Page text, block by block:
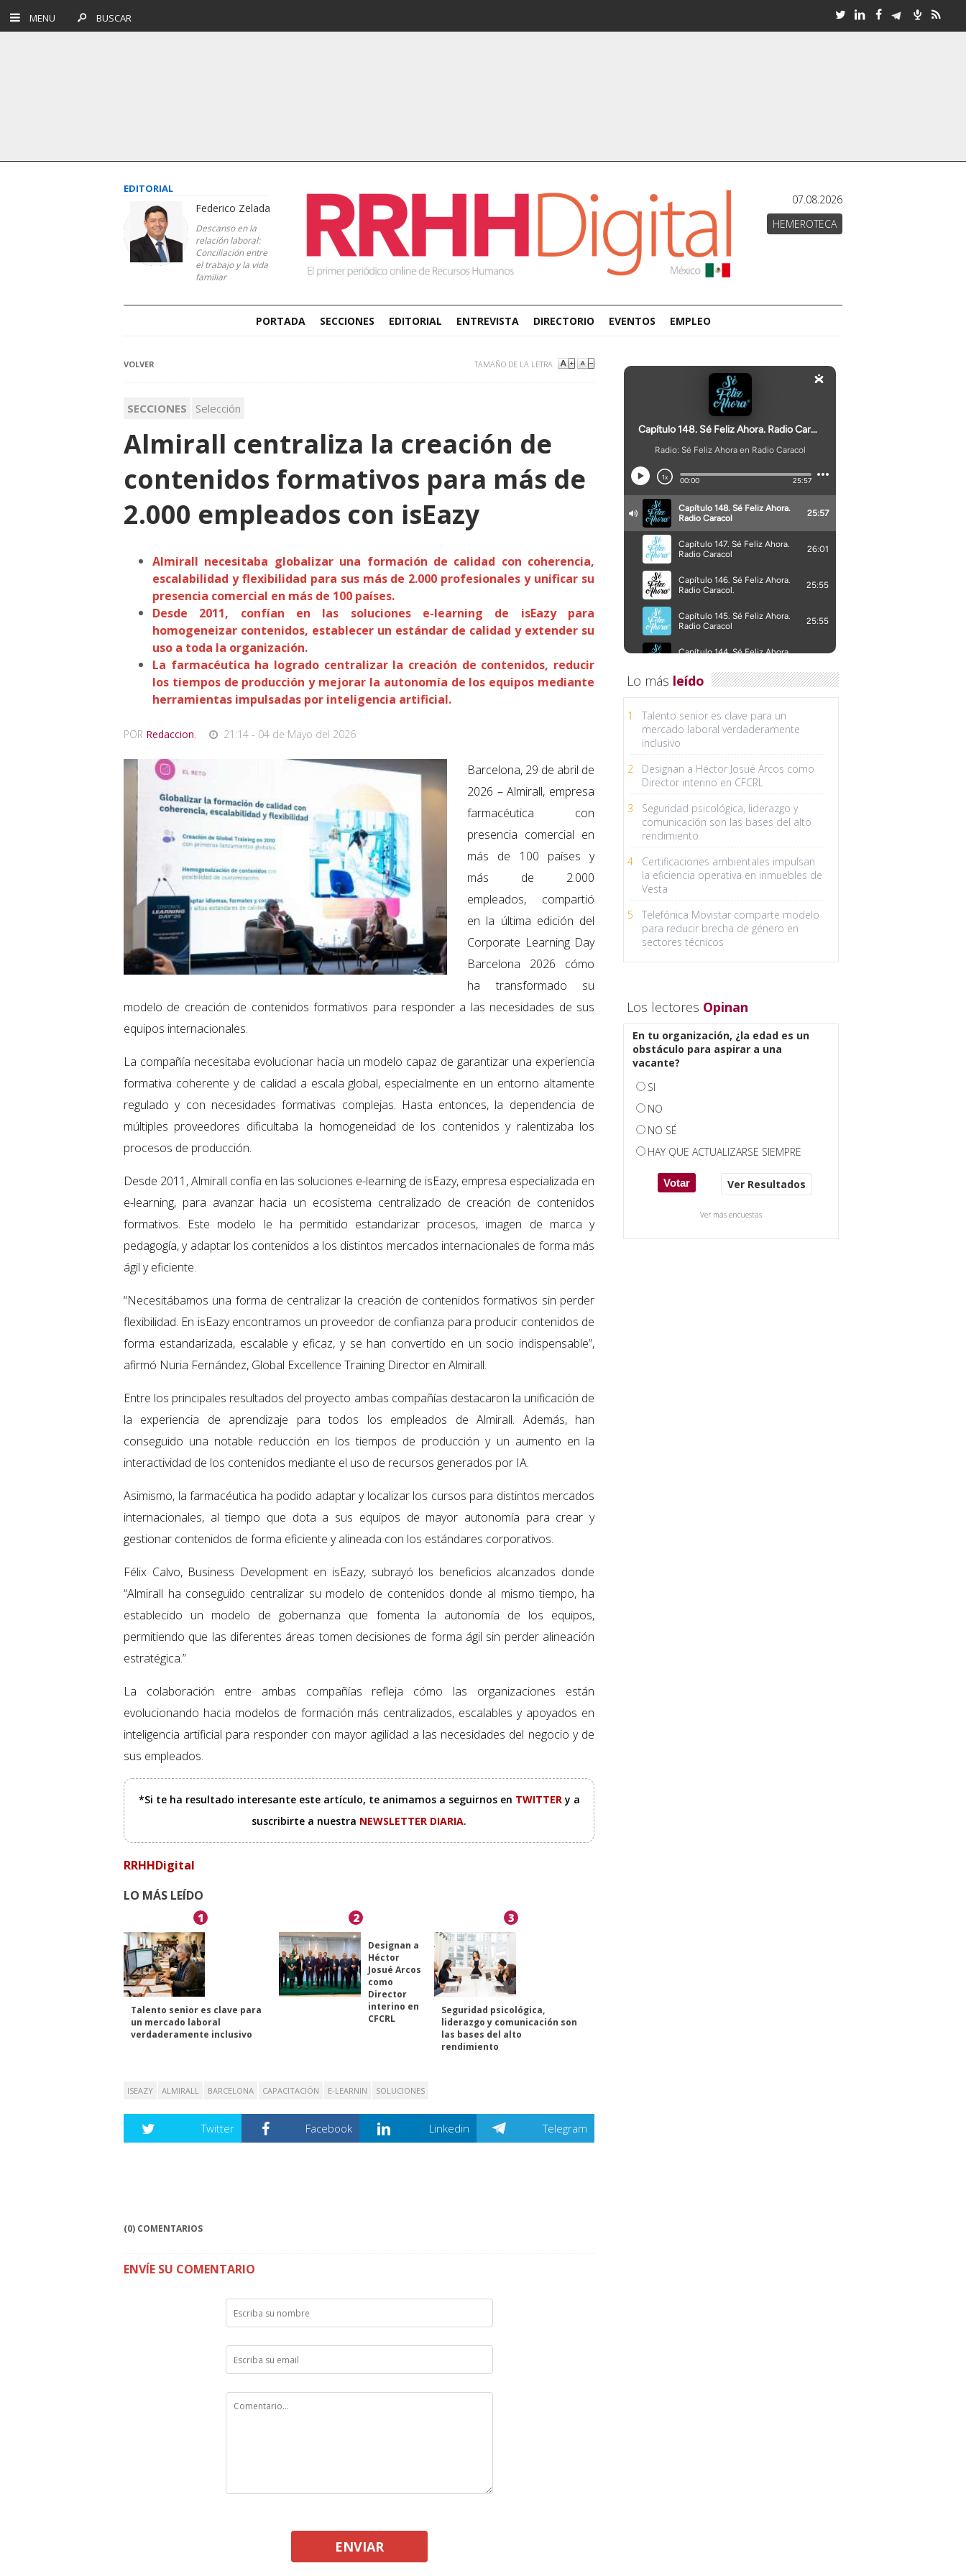
MENU BUSCAR
EDITORIAL
Federico Zelada
Descanso en la
relación laboral:
Conciliación entre
el trabajo y la vida
familiar
07.08.2026
HEMEROTECA
PORTADA SECCIONES EDITORIAL ENTREVISTA DIRECTORIO EVENTOS EMPLEO
VOLVER TAMAÑO DE LA LETRA
SECCIONES Selección
Almirall centraliza la creación de
contenidos formativos para más de
2.000 empleados con isEazy
Almirall necesitaba globalizar una formación de calidad con coherencia,
escalabilidad y flexibilidad para sus más de 2.000 profesionales y unificar su
presencia comercial en más de 100 países.
Desde 2011, confían en las soluciones e-learning de isEazy para
homogeneizar contenidos, establecer un estándar de calidad y extender su
uso a toda la organización.
La farmacéutica ha logrado centralizar la creación de contenidos, reducir
los tiempos de producción y mejorar la autonomía de los equipos mediante
herramientas impulsadas por inteligencia artificial.
POR Redaccion, 21:14 - 04 de Mayo del 2026
Barcelona, 29 de abril de
2026 – Almirall, empresa
farmacéutica con
presencia comercial en
más de 100 países y
más de 2.000
empleados, compartió
en la última edición del
Corporate Learning Day
Barcelona 2026 cómo
ha transformado su
modelo de creación de contenidos formativos para responder a las necesidades de sus
equipos internacionales.
La compañía necesitaba evolucionar hacia un modelo capaz de garantizar una experiencia
formativa coherente y de calidad a escala global, especialmente en un entorno altamente
regulado y con necesidades formativas complejas. Hasta entonces, la dependencia de
múltiples proveedores dificultaba la homogeneidad de los contenidos y ralentizaba los
procesos de producción.
Desde 2011, Almirall confía en las soluciones e-learning de isEazy, empresa especializada en
e-learning, para avanzar hacia un ecosistema centralizado de creación de contenidos
formativos. Este modelo le ha permitido estandarizar procesos, imagen de marca y
pedagogía, y adaptar los contenidos a los distintos mercados internacionales de forma más
ágil y eficiente.
“Necesitábamos una forma de centralizar la creación de contenidos formativos sin perder
flexibilidad. En isEazy encontramos un proveedor de confianza para producir contenidos de
forma estandarizada, escalable y eficaz, y se han convertido en un socio indispensable”,
afirmó Nuria Fernández, Global Excellence Training Director en Almirall.
Entre los principales resultados del proyecto ambas compañías destacaron la unificación de
la experiencia de aprendizaje para todos los empleados de Almirall. Además, han
conseguido una notable reducción en los tiempos de producción y un aumento en la
interactividad de los contenidos mediante el uso de recursos generados por IA.
Asimismo, la farmacéutica ha podido adaptar y localizar los cursos para distintos mercados
internacionales, al tiempo que dota a sus equipos de mayor autonomía para crear y
gestionar contenidos de forma eficiente y alineada con los estándares corporativos.
Félix Calvo, Business Development en isEazy, subrayó los beneficios alcanzados donde
“Almirall ha conseguido centralizar su modelo de contenidos donde al mismo tiempo, ha
establecido un modelo de gobernanza que fomenta la autonomía de los equipos,
permitiendo que las diferentes áreas tomen decisiones de forma ágil sin perder alineación
estratégica.”
La colaboración entre ambas compañías refleja cómo las organizaciones están
evolucionando hacia modelos de formación más centralizados, escalables y apoyados en
inteligencia artificial para responder con mayor agilidad a las necesidades del negocio y de
sus empleados.
*Si te ha resultado interesante este artículo, te animamos a seguirnos en TWITTERy a
suscribirte a nuestra NEWSLETTER DIARIA.
RRHHDigital
LO MÁS LEÍDO
1
Talento senior es clave para
un mercado laboral
verdaderamente inclusivo
2
Designan a
Héctor
Josué Arcos
como
Director
interino en
CFCRL
3
Seguridad psicológica,
liderazgo y comunicación son
las bases del alto
rendimiento
ISEAZY ALMIRALL BARCELONA CAPACITACIÓN E-LEARNIN SOLUCIONES
Twitter Facebook Linkedin Telegram
(0) COMENTARIOS
ENVÍE SU COMENTARIO
ENVIAR
Lo más leído
1
Talento senior es clave para un
mercado laboral verdaderamente
inclusivo
2
Designan a Héctor Josué Arcos como
Director interino en CFCRL
3
Seguridad psicológica, liderazgo y
comunicación son las bases del alto
rendimiento
4
Certificaciones ambientales impulsan
la eficiencia operativa en inmuebles de
Vesta
5
Telefónica Movistar comparte modelo
para reducir brecha de género en
sectores técnicos
Los lectores Opinan
En tu organización, ¿la edad es un
obstáculo para aspirar a una
vacante?
SI
NO
NO SÉ
HAY QUE ACTUALIZARSE SIEMPRE
Ver Resultados
Ver más encuestas